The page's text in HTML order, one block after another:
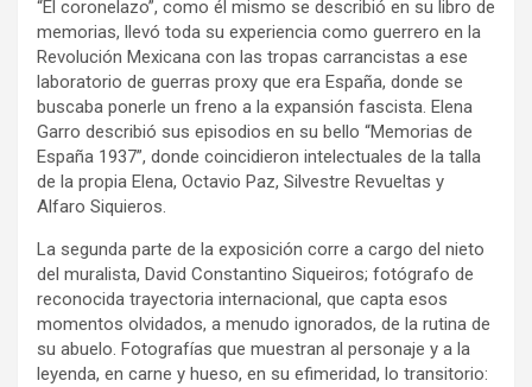
“El coronelazo”, como él mismo se describió en su libro de
memorias, llevó toda su experiencia como guerrero en la
Revolución Mexicana con las tropas carrancistas a ese
laboratorio de guerras proxy que era España, donde se
buscaba ponerle un freno a la expansión fascista. Elena
Garro describió sus episodios en su bello “Memorias de
España 1937”, donde coincidieron intelectuales de la talla
de la propia Elena, Octavio Paz, Silvestre Revueltas y
Alfaro Siquieros.
La segunda parte de la exposición corre a cargo del nieto
del muralista, David Constantino Siqueiros; fotógrafo de
reconocida trayectoria internacional, que capta esos
momentos olvidados, a menudo ignorados, de la rutina de
su abuelo. Fotografías que muestran al personaje y a la
leyenda, en carne y hueso, en su efimeridad, lo transitorio: